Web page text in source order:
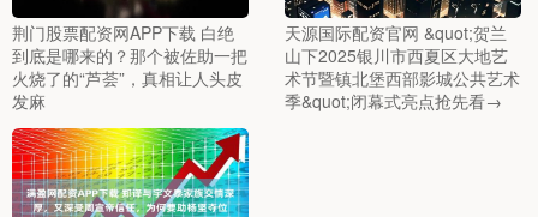
荆门股票配资网APP下载 白绝
到底是哪来的？那个被佐助一把
火烧了的“芦荟”，真相让人头皮
发麻
天源国际配资官网 &quot;贺兰
山下2025银川市西夏区大地艺
术节暨镇北堡西部影城公共艺术
季&quot;闭幕式亮点抢先看→